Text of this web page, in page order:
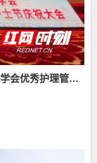
永州市中医医院陈政获湖南省护理学会优秀护理管理者奖